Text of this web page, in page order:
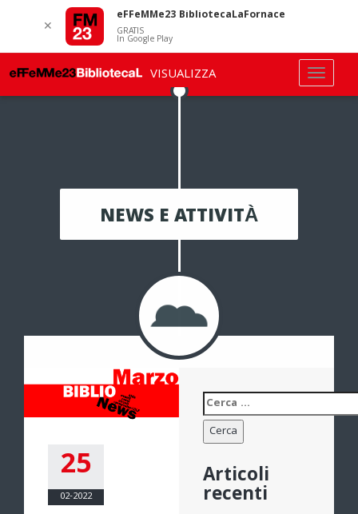
NEWS E ATTIVITÀ
25
02-2022
Ricerca
per:
Articoli
recenti
✕
eFFeMMe23 BibliotecaLaFornace
GRATIS
In Google Play
VISUALIZZA